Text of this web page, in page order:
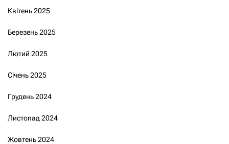
Квітень 2025
Березень 2025
Лютий 2025
Січень 2025
Грудень 2024
Листопад 2024
Жовтень 2024